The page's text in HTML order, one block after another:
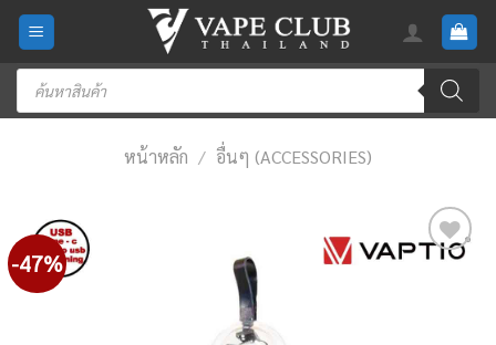
Skip
content
Products
search
หน้าหลัก / อื่นๆ (ACCESSORIES)
-47%